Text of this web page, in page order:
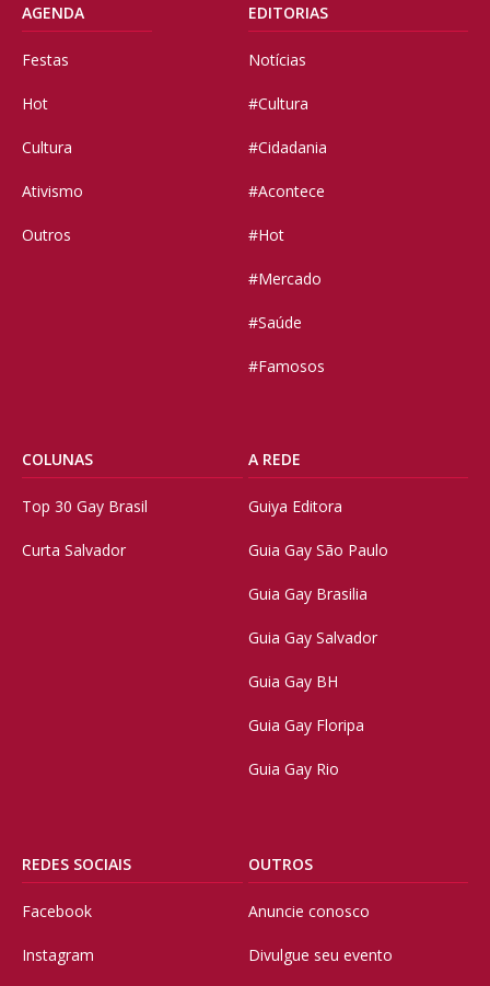
AGENDA
Festas
Hot
Cultura
Ativismo
Outros
EDITORIAS
Notícias
#Cultura
#Cidadania
#Acontece
#Hot
#Mercado
#Saúde
#Famosos
COLUNAS
Top 30 Gay Brasil
Curta Salvador
A REDE
Guiya Editora
Guia Gay São Paulo
Guia Gay Brasilia
Guia Gay Salvador
Guia Gay BH
Guia Gay Floripa
Guia Gay Rio
REDES SOCIAIS
Facebook
Instagram
OUTROS
Anuncie conosco
Divulgue seu evento